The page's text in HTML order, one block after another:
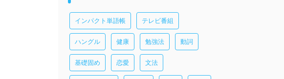
インパクト単語帳 テレビ番組
ハングル 健康 勉強法 動詞
基礎固め 恋愛 文法